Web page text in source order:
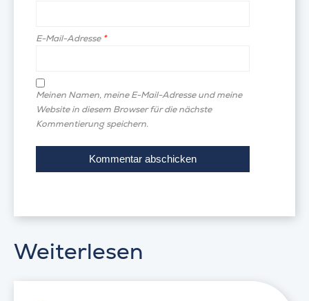
E-Mail-Adresse *
Meinen Namen, meine E-Mail-Adresse und meine
Website in diesem Browser für die nächste
Kommentierung speichern.
Weiterlesen